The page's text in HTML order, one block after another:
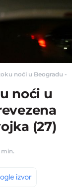
noći u Beogradu -
noći u
(27)
min.